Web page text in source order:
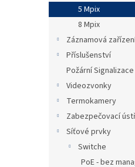
e
5 Mpix
8 Mpix
Záznamová
Příslušenství
Požární Signalizace
Videozvonky
Termokamery
Zabezpečovací
Síťové prvky
Switche
PoE - bez